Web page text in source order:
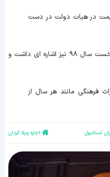
در هیات دولت در دست
کارگر به ساعت کار موزه‌ها در نیمه نخست سال ۹۸ نیز اشاره ای داشت و
فرهنگی مانند هر سال از
استانبول اجاره ویلا کردان